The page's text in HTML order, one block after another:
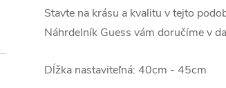
Stavte na krásu a kvalitu v tejto
Náhrdelník Guess vám doručíme v
Dĺžka nastaviteľná: 40cm - 45cm